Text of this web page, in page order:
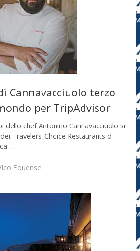
Cannavacciuolo terzo
per TripAdvisor
dello chef Antonino Cannavacciuolo si
Travelers’ Choice Restaurants di
…
Equense